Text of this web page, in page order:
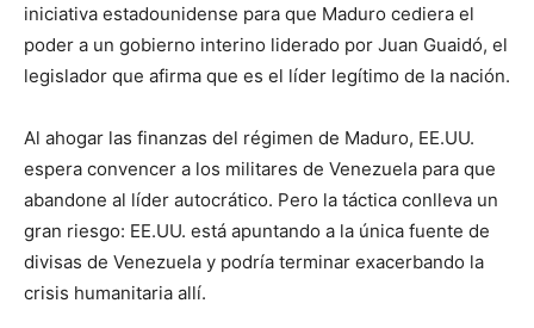
iniciativa estadounidense para que Maduro cediera el
poder a un gobierno interino liderado por Juan Guaidó, el
legislador que afirma que es el líder legítimo de la nación.
Al ahogar las finanzas del régimen de Maduro, EE.UU.
espera convencer a los militares de Venezuela para que
abandone al líder autocrático. Pero la táctica conlleva un
gran riesgo: EE.UU. está apuntando a la única fuente de
divisas de Venezuela y podría terminar exacerbando la
crisis humanitaria allí.